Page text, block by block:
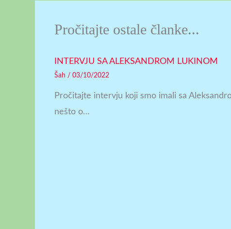
Pročitajte ostale članke...
INTERVJU SA ALEKSANDROM LUKINOM
Šah / 03/10/2022
Pročitajte intervju koji smo imali sa
nešto o…